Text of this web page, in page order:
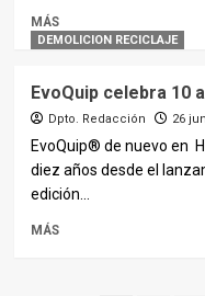
MÁS
DEMOLICION RECICLAJE
EvoQuip celebra 10
Dpto. Redacción 26
EvoQuip® de nuevo en
diez años desde el
edición...
MÁS